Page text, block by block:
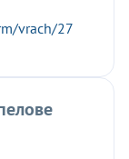
vrach/27